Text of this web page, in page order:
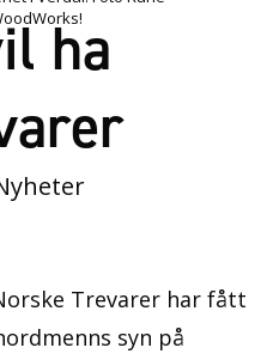
ha
Trevarer har fått
syn på